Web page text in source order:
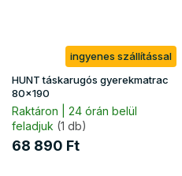
ingyenes szállítással
HUNT táskarugós gyerekmatrac
80x190
Raktáron | 24 órán belül
feladjuk (1 db)
68 890 Ft